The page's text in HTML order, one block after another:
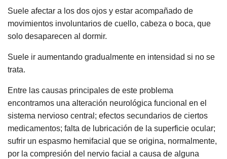
Suele afectar a los dos ojos y estar acompañado de
movimientos involuntarios de cuello, cabeza o boca, que
solo desaparecen al dormir.
Suele ir aumentando gradualmente en intensidad si no se
trata.
Entre las causas principales de este problema
encontramos una alteración neurológica funcional en el
sistema nervioso central; efectos secundarios de ciertos
medicamentos; falta de lubricación de la superficie ocular;
sufrir un espasmo hemifacial que se origina, normalmente,
por la compresión del nervio facial a causa de alguna